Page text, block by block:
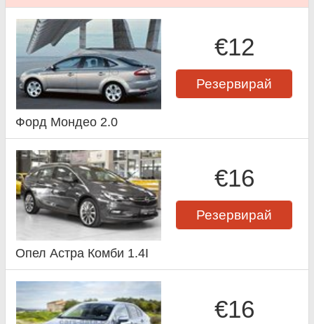
€12
Резервирай
Форд Мондео 2.0
€16
Резервирай
Опел Астра Комби 1.4I
€16